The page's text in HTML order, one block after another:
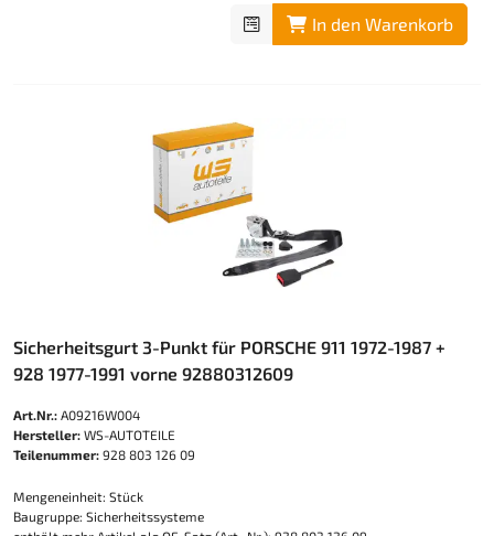
In den Warenkorb
Sicherheitsgurt 3-Punkt für PORSCHE 911 1972-1987 +
928 1977-1991 vorne 92880312609
Art.Nr.: A09216W004
Hersteller: WS-AUTOTEILE
Teilenummer: 928 803 126 09
Mengeneinheit: Stück
Baugruppe: Sicherheitssysteme